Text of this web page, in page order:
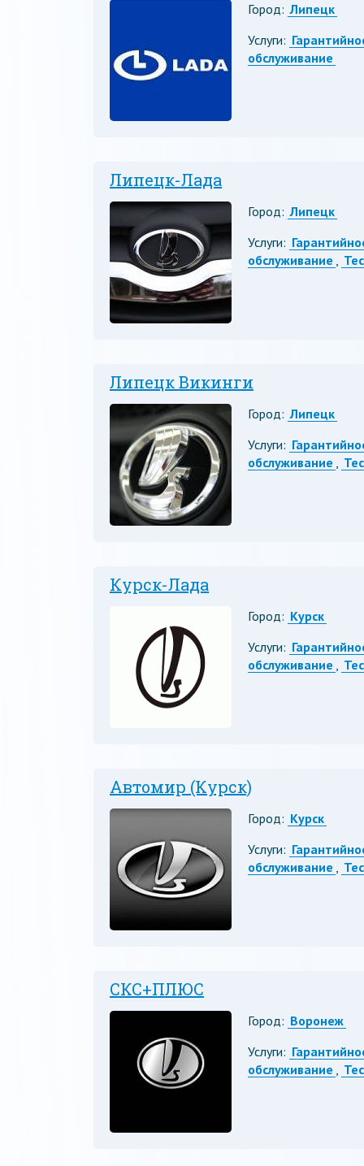
Город: Липецк
Услуги:
обслуживание
Липецк-Лада
Город: Липецк
Услуги:
обслуживание ,
Липецк Викинги
Город: Липецк
Услуги:
обслуживание ,
Курск-Лада
Город: Курск
Услуги:
обслуживание ,
Автомир (Курск)
Город: Курск
Услуги:
обслуживание ,
СКС+ПЛЮС
Город: Воронеж
Услуги:
обслуживание ,